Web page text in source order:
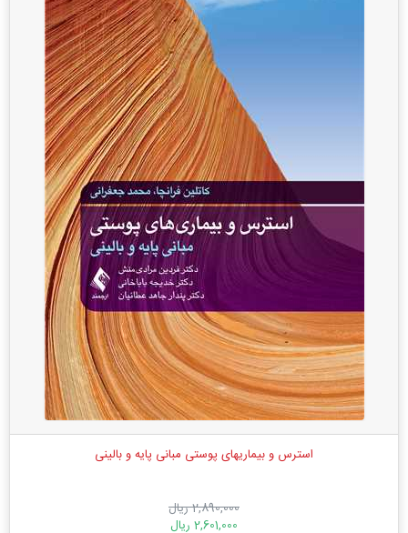
استرس و بیماریهای پوستی مبانی پایه و بالینی
2,890,000 ریال
2,601,000 ریال